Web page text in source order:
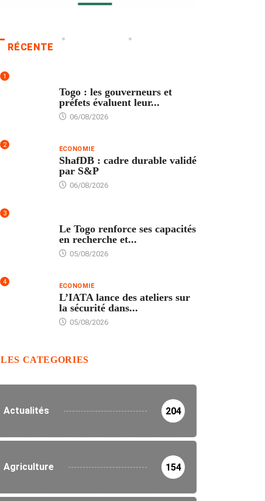
RÉCENTE
1
Togo : les gouverneurs et
préfets évaluent leur...
06/08/2026
2 ECONOMIE
ShafDB : cadre durable validé
par S&P
06/08/2026
3
Le Togo renforce ses capacités
en recherche et...
05/08/2026
4 ECONOMIE
L’IATA lance des ateliers sur
la sécurité dans...
05/08/2026
LES CATEGORIES
Actualités 204
Agriculture 154